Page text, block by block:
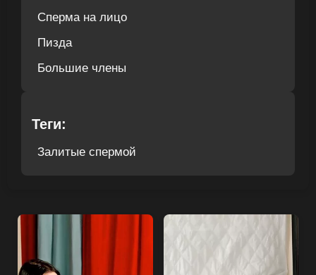
Сперма на лицо
Пизда
Большие члены
Теги:
Залитые спермой